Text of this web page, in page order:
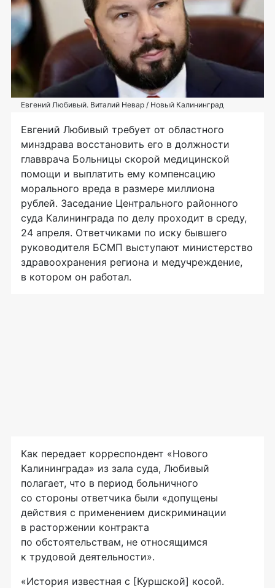
Евгений Любивый. Виталий Невар / Новый Калининград
Евгений Любивый требует от областного
минздрава восстановить его в должности
главврача Больницы скорой медицинской
помощи и выплатить ему компенсацию
морального вреда в размере миллиона
рублей. Заседание Центрального районного
суда Калининграда по делу проходит в среду,
24 апреля. Ответчиками по иску бывшего
руководителя БСМП выступают министерство
здравоохранения региона и медучреждение,
в котором он работал.
Как передает корреспондент «Нового
Калининграда» из зала суда, Любивый
полагает, что в период больничного
со стороны ответчика были «допущены
действия с применением дискриминации
в расторжении контракта
по обстоятельствам, не относящимся
к трудовой деятельности».
«История известная с [Куршской] косой.